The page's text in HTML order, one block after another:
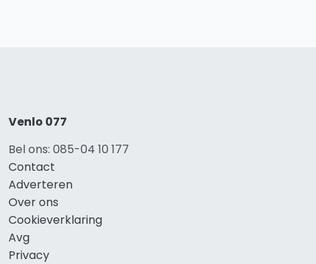
Venlo 077
Bel ons: 085-04 10 177
Contact
Adverteren
Over ons
Cookieverklaring
Avg
Privacy